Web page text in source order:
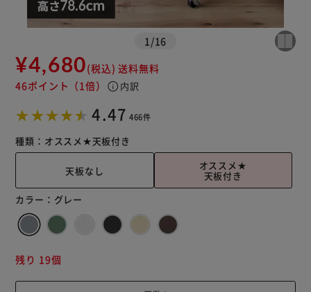
1 /16
¥4,680(税込) 送料無料
46ポイント （1倍） info 内訳
4.47 466件
種類： オススメ★天板付き
天板なし オススメ★
天板付き
カラー： グレー
残り 19個
カートに入れる